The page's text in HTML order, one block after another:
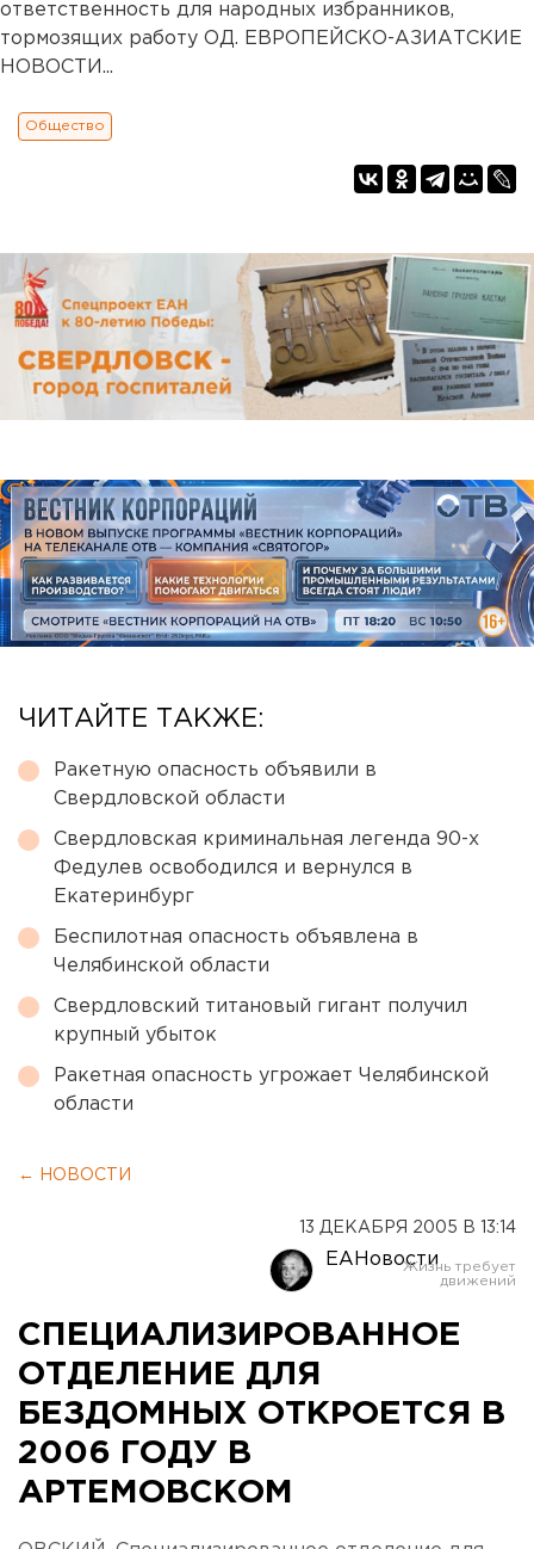
ответственность для народных избранников,
тормозящих работу ОД. ЕВРОПЕЙСКО-АЗИАТСКИЕ
НОВОСТИ...
Общество
ЧИТАЙТЕ ТАКЖЕ:
Ракетную опасность объявили в
Свердловской области
Свердловская криминальная легенда 90-х
Федулев освободился и вернулся в
Екатеринбург
Беспилотная опасность объявлена в
Челябинской области
Свердловский титановый гигант получил
крупный убыток
Ракетная опасность угрожает Челябинской
области
← НОВОСТИ
13 ДЕКАБРЯ 2005 В 13:14
ЕАНовости
СПЕЦИАЛИЗИРОВАННОЕ
ОТДЕЛЕНИЕ ДЛЯ
БЕЗДОМНЫХ ОТКРОЕТСЯ В
2006 ГОДУ В
АРТЕМОВСКОМ